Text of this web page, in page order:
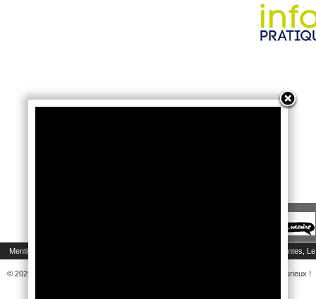
Mentions légales Exponantes,
© 2026 Le rendez-vous du DIY et des Loisirs Créatifs pour tous, passionnés ou curieux !